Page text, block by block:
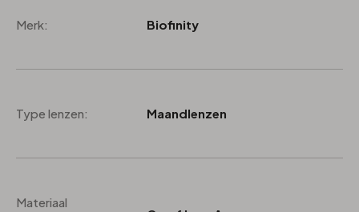
Merk: Biofinity
Type lenzen: Maandlenzen
Materiaal